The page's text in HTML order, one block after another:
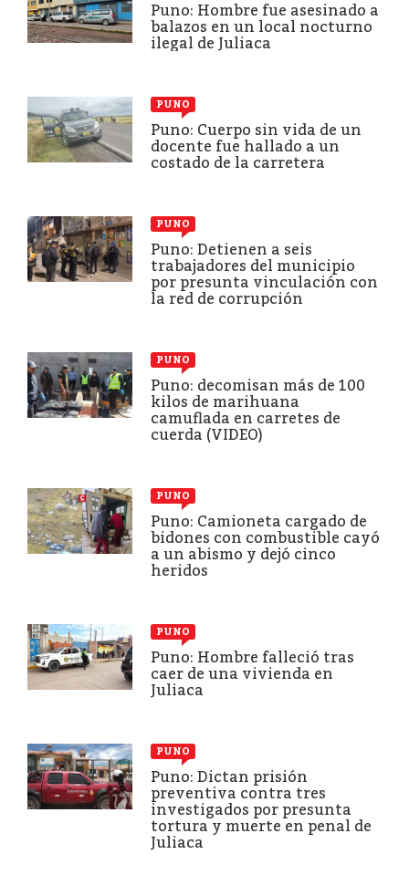
Puno: Hombre fue asesinado a
balazos en un local nocturno
ilegal de Juliaca
PUNO
Puno: Cuerpo sin vida de un
docente fue hallado a un
costado de la carretera
PUNO
Puno: Detienen a seis
trabajadores del municipio
por presunta vinculación con
la red de corrupción
PUNO
Puno: decomisan más de 100
kilos de marihuana
camuflada en carretes de
cuerda (VIDEO)
PUNO
Puno: Camioneta cargado de
bidones con combustible cayó
a un abismo y dejó cinco
heridos
PUNO
Puno: Hombre falleció tras
caer de una vivienda en
Juliaca
PUNO
Puno: Dictan prisión
preventiva contra tres
investigados por presunta
tortura y muerte en penal de
Juliaca